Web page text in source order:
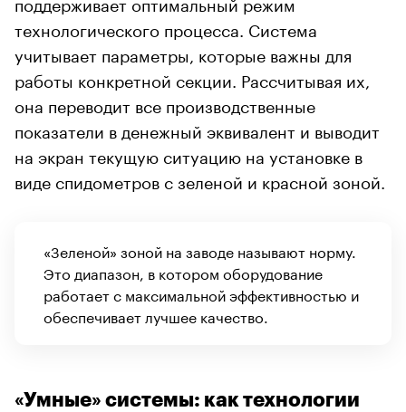
технологического процесса. Система
учитывает параметры, которые важны для
работы конкретной секции. Рассчитывая их,
она переводит все производственные
показатели в денежный эквивалент и выводит
на экран текущую ситуацию на установке в
виде спидометров с зеленой и красной зоной.
«Зеленой» зоной на заводе называют норму.
Это диапазон, в котором оборудование
работает с максимальной эффективностью и
обеспечивает лучшее качество.
«Умные» системы: как технологии